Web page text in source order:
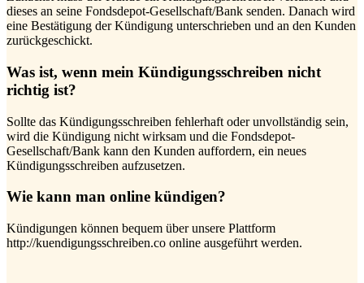
dieses an seine Fondsdepot-Gesellschaft/Bank senden. Danach wird
eine Bestätigung der Kündigung unterschrieben und an den Kunden
zurückgeschickt.
Was ist, wenn mein Kündigungsschreiben nicht
richtig ist?
Sollte das Kündigungsschreiben fehlerhaft oder unvollständig sein,
wird die Kündigung nicht wirksam und die Fondsdepot-
Gesellschaft/Bank kann den Kunden auffordern, ein neues
Kündigungsschreiben aufzusetzen.
Wie kann man online kündigen?
Kündigungen können bequem über unsere Plattform
http://kuendigungsschreiben.co online ausgeführt werden.